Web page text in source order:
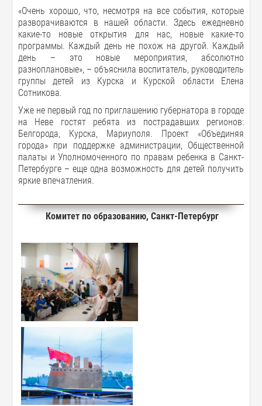
«Очень хорошо, что, несмотря на все события, которые
разворачиваются в нашей области. Здесь ежедневно
какие-то новые открытия для нас, новые какие-то
программы. Каждый день не похож на другой. Каждый
день – это новые мероприятия, абсолютно
разноплановые», – объяснила воспитатель, руководитель
группы детей из Курска и Курской области Елена
Сотникова.
Уже не первый год по приглашению губернатора в городе
на Неве гостят ребята из пострадавших регионов:
Белгорода, Курска, Мариуполя. Проект «Объединяя
города» при поддержке администрации, Общественной
палаты и Уполномоченного по правам ребенка в Санкт-
Петербурге – еще одна возможность для детей получить
яркие впечатления.
Комитет по образованию, Санкт-Петербург